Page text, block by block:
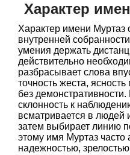
Характер
Характер имени Муртаз
внутренней
умения держать
действительно
разбрасывает слова
точность жеста,
без
склонность к
всматривается в людей
затем выбирает линию
этому имя Муртаз часто
надежностью,